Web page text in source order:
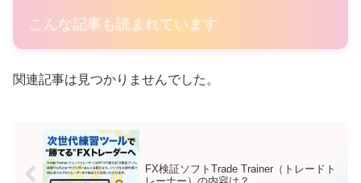
こんな記事も読まれています
関連記事は見つかりませんでした。
FX検証ソフトTrade Trainer（トレードト